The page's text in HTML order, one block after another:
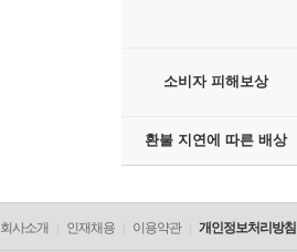
소비자 피해보상
환불 지연에 따른 배상
회사소개 인재채용 이용약관 개인정보처리방침